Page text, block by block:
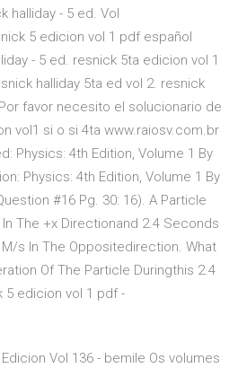
halliday - 5 ed. Vol
5 edicion vol 1 pdf español
- 5 ed. resnick 5ta edicion vol 1
halliday 5ta ed vol 2. resnick
favor necesito el solucionario de
vol1 si o si 4ta www.raiosv.com.br
Physics: 4th Edition, Volume 1 By
Physics: 4th Edition, Volume 1 By
#16 Pg. 30: 16). A Particle
The +x Directionand 2.4 Seconds
s In The Oppositedirection. What
Of The Particle Duringthis 2.4
5 edicion vol 1 pdf -
Vol 136 - bemile Os volumes